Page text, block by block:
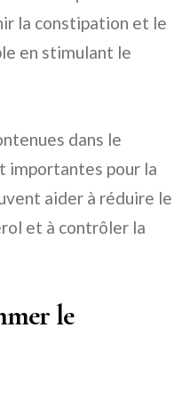
la constipation et le
en stimulant le
dans le
importantes pour la
aider à réduire le
et à contrôler la
le